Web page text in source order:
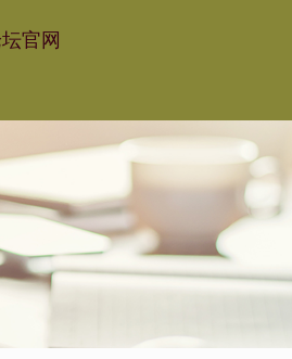
官网